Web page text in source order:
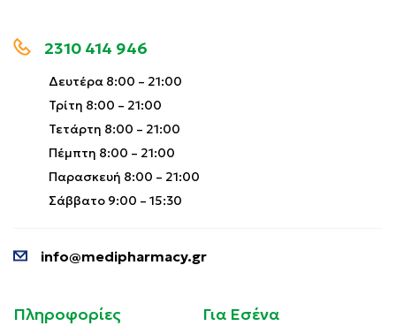
2310 414 946
Δευτέρα 8:00 – 21:00
Τρίτη 8:00 – 21:00
Τετάρτη 8:00 – 21:00
Πέμπτη 8:00 – 21:00
Παρασκευή 8:00 – 21:00
Σάββατο 9:00 – 15:30
info@medipharmacy.gr
Πληροφορίες Για Εσένα